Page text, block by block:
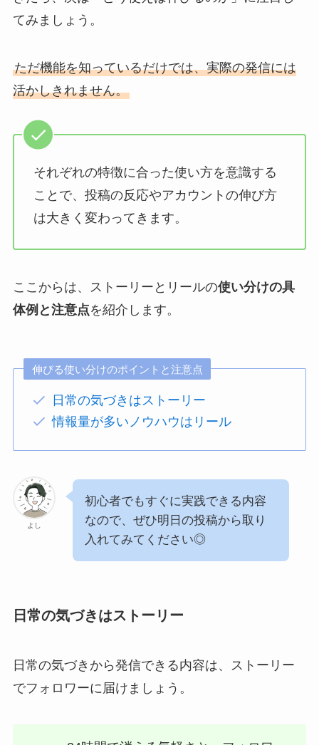
てみましょう。
ただ機能を知っているだけでは、実際の発信には
活かしきれません。
それぞれの特徴に合った使い方を意識する
ことで、投稿の反応やアカウントの伸び方
は大きく変わってきます。
ここからは、ストーリーとリールの使い分けの具
体例と注意点を紹介します。
伸びる使い分けのポイントと注意点
日常の気づきはストーリー
情報量が多いノウハウはリール
よし
初心者でもすぐに実践できる内容
なので、ぜひ明日の投稿から取り
入れてみてください◎
日常の気づきはストーリー
日常の気づきから発信できる内容は、ストーリー
でフォロワーに届けましょう。